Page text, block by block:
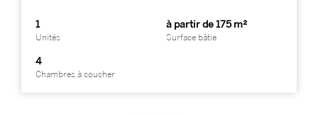
1
Unités
à partir de 175 m²
Surface bâtie
4
Chambres à coucher